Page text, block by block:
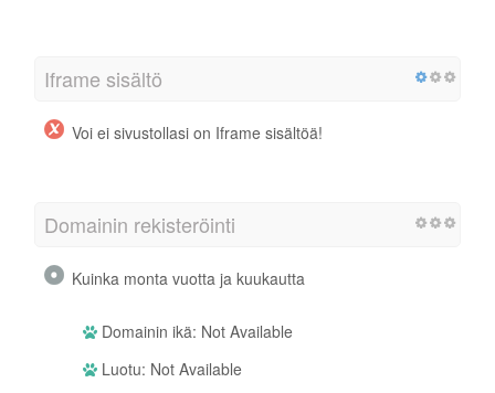
Iframe sisältö
Voi ei sivustollasi on Iframe sisältöä!
Domainin rekisteröinti
Kuinka monta vuotta ja kuukautta
Domainin ikä: Not Available
Luotu: Not Available